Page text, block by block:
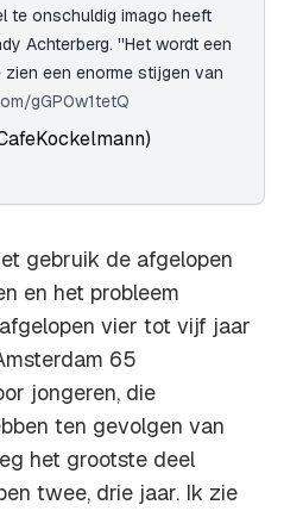
te onschuldig imago heeft
Achterberg. ''Het wordt een
een enorme stijgen van
gGP0w1tetQ
gebruik de afgelopen
en het probleem
vier tot vijf jaar
65
jongeren, die
ten gevolgen van
het grootste deel
twee, drie jaar. Ik zie